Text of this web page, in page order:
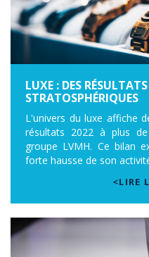
LUXE : DES
STRATOSPHÉRIQUES
L'univers du luxe affiche
résultats 2022 à plus
groupe LVMH. Ce bilan
forte hausse de son
<LIRE